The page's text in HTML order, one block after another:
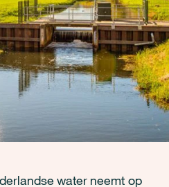
water neemt op